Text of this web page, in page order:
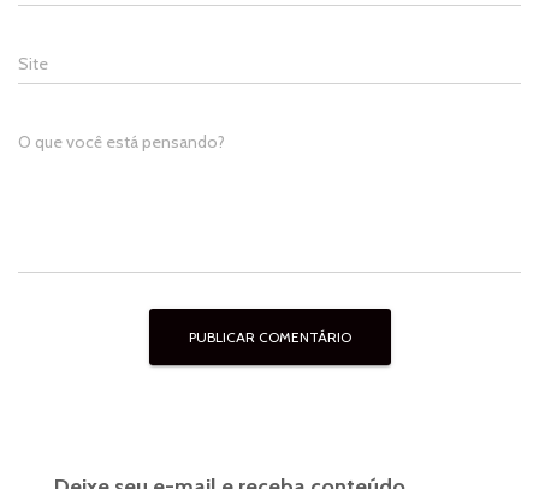
Site
O que você está pensando?